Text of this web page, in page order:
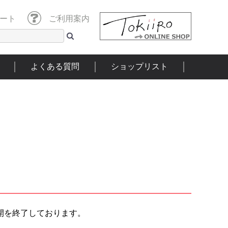
ト ご利用案内
よくある質問 ショップリスト
終了しております。